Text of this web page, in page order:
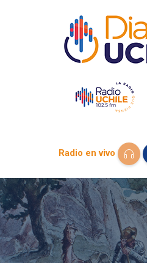
Radio en vivo